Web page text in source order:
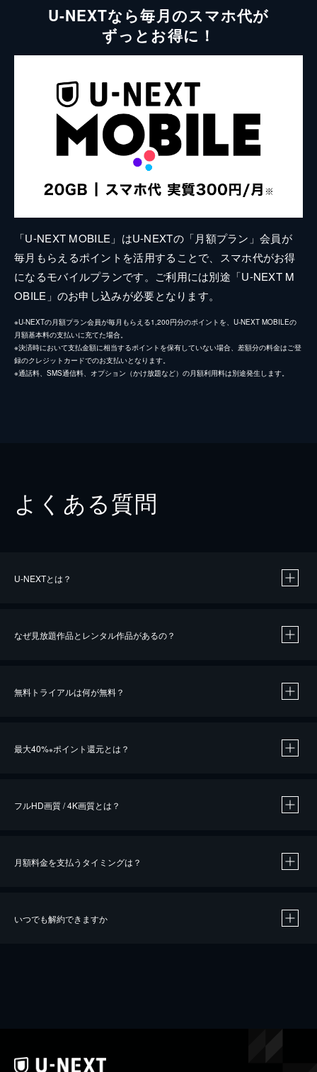
U-NEXTなら毎月のスマホ代が
ずっとお得に！
「U-NEXT MOBILE」はU-NEXTの「月額プラン」会員が
毎月もらえるポイントを活用することで、スマホ代がお得
になるモバイルプランです。ご利用には別途「U-NEXT M
OBILE」のお申し込みが必要となります。
※U-NEXTの月額プラン会員が毎月もらえる1,200円分のポイントを、U-NEXT MOBILEの
月額基本料の支払いに充てた場合。
※決済時において支払金額に相当するポイントを保有していない場合、差額分の料金はご登
録のクレジットカードでのお支払いとなります。
※通話料、SMS通信料、オプション（かけ放題など）の月額利用料は別途発生します。
よくある質問
U-NEXTとは？
なぜ見放題作品とレンタル作品があるの？
無料トライアルは何が無料？
最大40%※ポイント還元とは？
※40％ポイント還元の対象は、クレジットカード決済による作品の購入 / レンタルです。
フルHD画質 / 4K画質とは？
月額料金を支払うタイミングは？
いつでも解約できますか